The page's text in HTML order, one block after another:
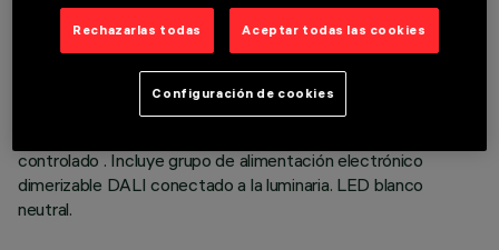
fundido a presión, versión con marco perimetral de tope.
Ópticas de alta definición de termoplástico metalizado,
negra; la composición de la estructura del sistema óptico
evita el efecto puntiforme, permite obtener una distribución
controlado . Incluye grupo de alimentación electrónico
dimerizable DALI conectado a la luminaria. LED blanco
neutral.
Rechazarlas todas Aceptar todas las cookies
Configuración de cookies